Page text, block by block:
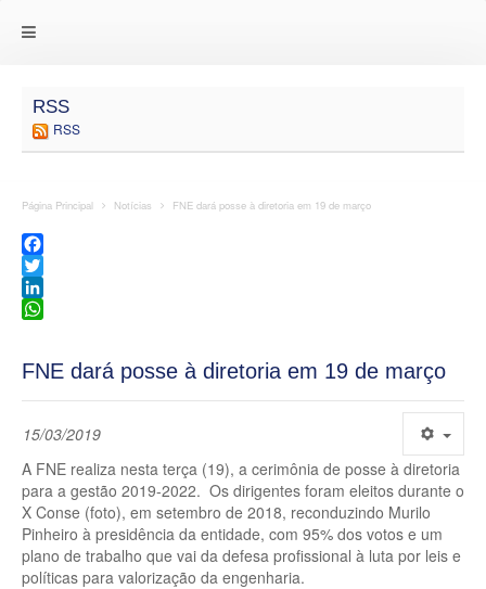
RSS
RSS
Página Principal Notícias FNE dará posse à diretoria em 19 de março
Facebook
Twitter
LinkedIn
FNE dará posse à diretoria em 19 de março
15/03/2019
A FNE realiza nesta terça (19), a cerimônia de posse à diretoria
para a gestão 2019-2022. Os dirigentes foram eleitos durante o
X Conse (foto), em setembro de 2018, reconduzindo Murilo
Pinheiro à presidência da entidade, com 95% dos votos e um
plano de trabalho que vai da defesa profissional à luta por leis e
políticas para valorização da engenharia.